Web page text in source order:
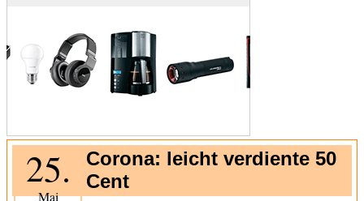
25.
Mai
Corona: leicht verdiente 50
Cent